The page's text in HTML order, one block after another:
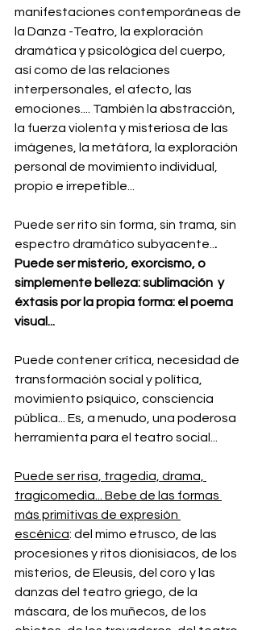
manifestaciones contemporáneas de
la Danza -Teatro, la exploración
dramática y psicológica del cuerpo,
así como de las relaciones
interpersonales, el afecto, las
emociones.... También la abstracción,
la fuerza violenta y misteriosa de las
imágenes, la metáfora, la exploración
personal de movimiento individual,
propio e irrepetible...
Puede ser rito sin forma, sin trama, sin
espectro dramático subyacente.. .
Puede ser misterio, exorcismo, o
simplemente belleza: sublimación  y
éxtasis por la propia forma: el poema
visual...
Puede contener crítica, necesidad de
transformación social y política,
movimiento psíquico, consciencia
pública... Es, a menudo, una poderosa
herramienta para el teatro social...
Puede ser risa, tragedia, drama,
tragicomedia... Bebe de las formas
más primitivas de expresión
escénica: del mimo etrusco, de las
procesiones y ritos dionisiacos, de los
misterios, de Eleusis, del coro y las
danzas del teatro griego, de la
máscara, de los muñecos, de los